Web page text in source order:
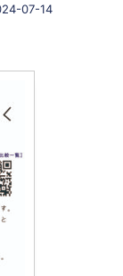
07-14